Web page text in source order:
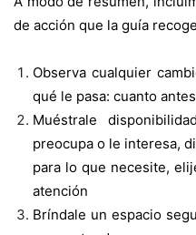
de acción que la guía
Observa cualquier
qué le pasa: cuanto
Muéstrale
preocupa o le interesa,
para lo que necesite,
atención
Bríndale un espacio